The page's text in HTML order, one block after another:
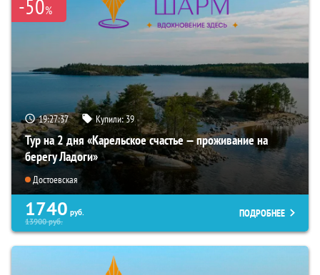
-50%
19:27:36 Купили:39
Тур на 2 дня «Карельское счастье — проживание на
берегу Ладоги»
Достоевская
1740 руб.
13900руб.
ПОДРОБНЕЕ